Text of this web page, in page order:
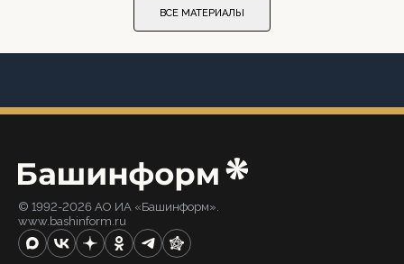
ВСЕ МАТЕРИАЛЫ
© 1992-2026 АО ИА «Башинформ».
www.bashinform.ru